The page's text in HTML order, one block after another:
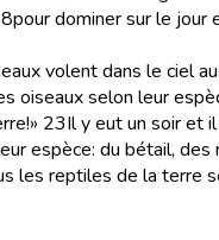
pour dominer sur le jour
volent dans le ciel
oiseaux selon leur
23Il y eut un soir et
espèce: du bétail,
reptiles de la terre